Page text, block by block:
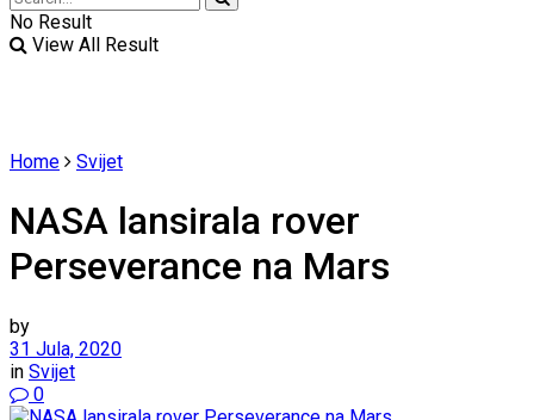
No Result
View All Result
Home Svijet
NASA lansirala rover
Perseverance na Mars
by
31 Jula, 2020
in Svijet
0